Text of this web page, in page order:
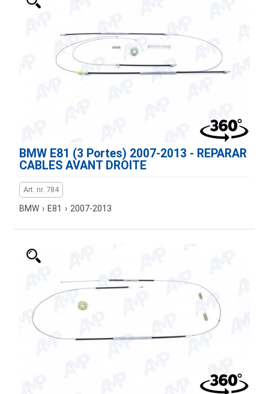
BMW E81 (3 Portes) 2007-2013 - REPARAR
CABLES AVANT DROITE
Art. nr. 784
BMW › E81 › 2007-2013